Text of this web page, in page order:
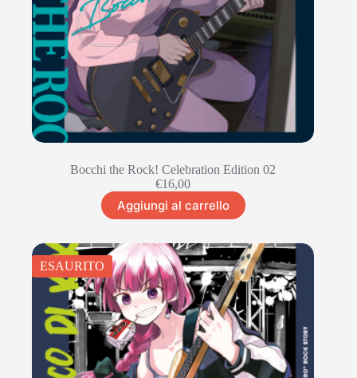
Bocchi the Rock! Celebration Edition 02
€16,00
Aggiungi al carrello
ESAURITO